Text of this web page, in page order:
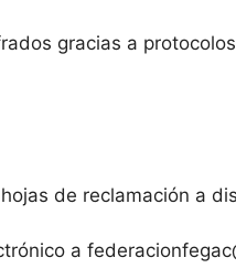
gracias a
de reclamación a
a